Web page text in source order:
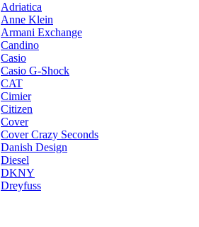
Adriatica
Anne Klein
Armani Exchange
Candino
Casio
Casio G-Shock
CAT
Cimier
Citizen
Cover
Cover Crazy Seconds
Danish Design
Diesel
DKNY
Dreyfuss